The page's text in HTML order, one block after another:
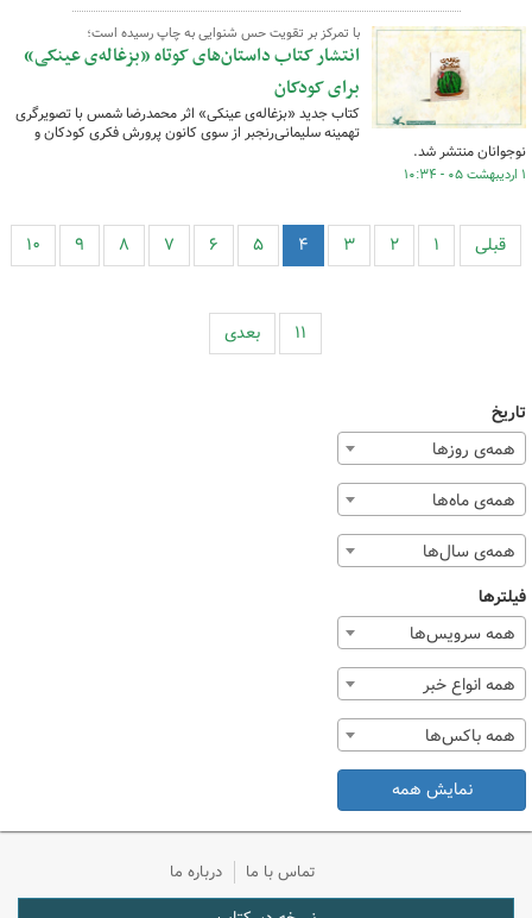
با تمرکز بر تقویت حس شنوایی به چاپ رسیده است؛
انتشار کتاب داستان‌های کوتاه «بزغاله‌ی عینکی»
برای کودکان
کتاب جدید «بزغاله‌ی عینکی» اثر محمدرضا شمس با تصویرگری
تهمینه سلیمانی‌رنجبر از سوی کانون پرورش فکری کودکان و
نوجوانان منتشر شد.
۱ اردیبهشت ۰۵ - ۱۰:۳۴
قبلی ۱ ۲ ۳ ۴ ۵ ۶ ۷ ۸ ۹ ۱۰
۱۱ بعدی
تاریخ
همه‌ی روزها
همه‌ی ماه‌ها
همه‌ی سال‌ها
فیلترها
همه سرویس‌ها
همه انواع خبر
همه باکس‌ها
نمایش همه
تماس با ما درباره ما